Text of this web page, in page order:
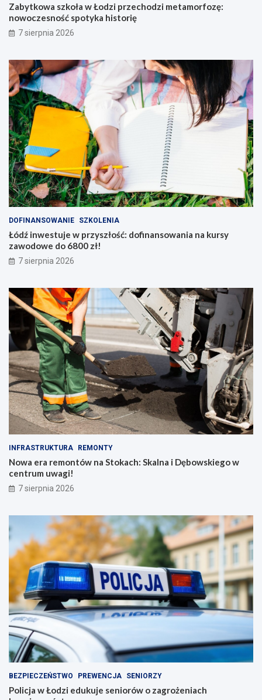
Zabytkowa szkoła w Łodzi przechodzi metamorfozę:
nowoczesność spotyka historię
7 sierpnia 2026
DOFINANSOWANIE SZKOLENIA
Łódź inwestuje w przyszłość: dofinansowania na kursy
zawodowe do 6800 zł!
7 sierpnia 2026
INFRASTRUKTURA REMONTY
Nowa era remontów na Stokach: Skalna i Dębowskiego w
centrum uwagi!
7 sierpnia 2026
BEZPIECZEŃSTWO PREWENCJA SENIORZY
Policja w Łodzi edukuje seniorów o zagrożeniach